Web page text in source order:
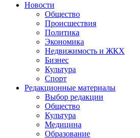
Новости
Общество
Происшествия
Политика
Экономика
Недвижимость и ЖКХ
Бизнес
Культура
Спорт
Редакционные материалы
Выбор редакции
Общество
Культура
Медицина
Образование